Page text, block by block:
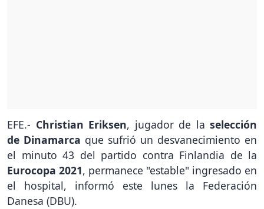
EFE.- Christian Eriksen, jugador de la selección
de Dinamarca que sufrió un desvanecimiento en
el minuto 43 del partido contra Finlandia de la
Eurocopa 2021, permanece "estable" ingresado en
el hospital, informó este lunes la Federación
Danesa (DBU).